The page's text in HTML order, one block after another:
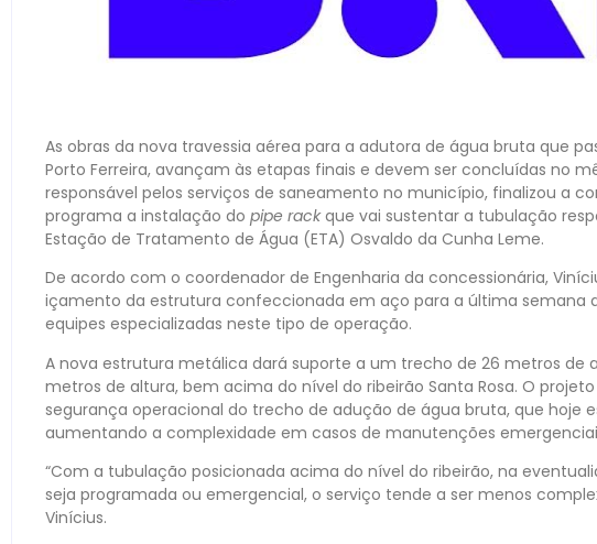
As obras da nova travessia aérea para a adutora de água bruta que
Porto Ferreira, avançam às etapas finais e devem ser concluídas no
responsável pelos serviços de saneamento no município, finalizou a
programa a instalação do pipe rackque vai sustentar a tubulação
Estação de Tratamento de Água (ETA) Osvaldo da Cunha Leme.
De acordo com o coordenador de Engenharia da concessionária,
içamento da estrutura confeccionada em aço para a última semana
equipes especializadas neste tipo de operação.
A nova estrutura metálica dará suporte a um trecho de 26 metros de
metros de altura, bem acima do nível do ribeirão Santa Rosa. O
segurança operacional do trecho de adução de água bruta, que hoje
aumentando a complexidade em casos de manutenções
“Com a tubulação posicionada acima do nível do ribeirão, na
seja programada ou emergencial, o serviço tende a ser menos
Vinícius.